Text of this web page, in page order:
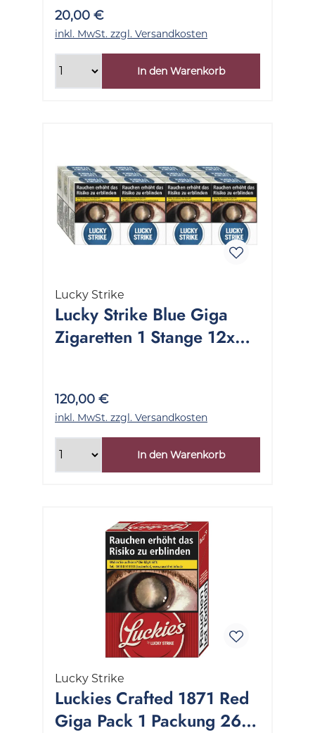
20,00 €
inkl. MwSt. zzgl. Versandkosten
In den Warenkorb
Lucky Strike
Lucky Strike Blue Giga
Zigaretten 1 Stange 12x22
120,00 €
inkl. MwSt. zzgl. Versandkosten
In den Warenkorb
Lucky Strike
Luckies Crafted 1871 Red
Giga Pack 1 Packung 26